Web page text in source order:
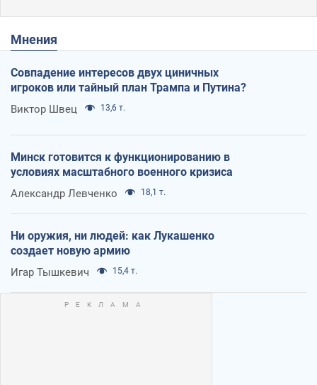
Мнения
Совпадение интересов двух циничных
игроков или тайный план Трампа и Путина?
Виктор Швец 13,6 т.
Минск готовится к функционированию в
условиях масштабного военного кризиса
Александр Левченко 18,1 т.
Ни оружия, ни людей: как Лукашенко
создает новую армию
Игар Тышкевич 15,4 т.